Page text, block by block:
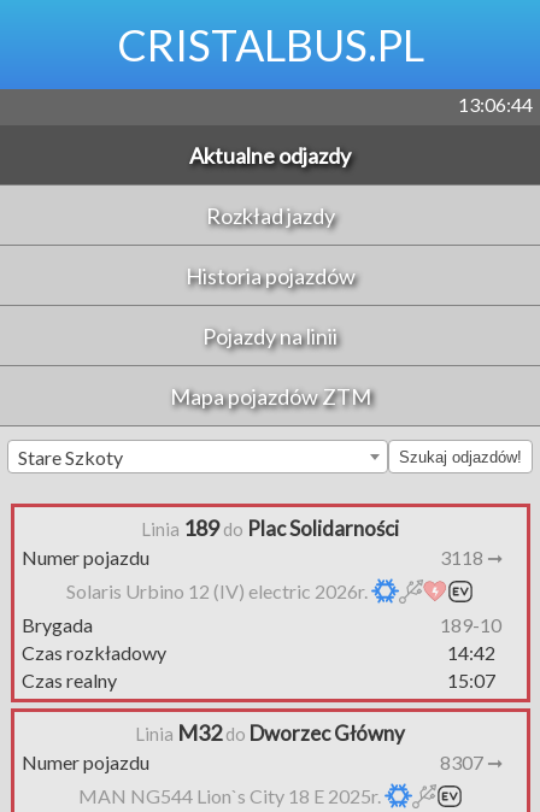
CRISTALBUS.PL
13:06:44
Aktualne odjazdy
Rozkład jazdy
Historia pojazdów
Pojazdy na linii
Mapa pojazdów ZTM
Stare Szkoty Szukaj odjazdów!
Linia 189do Plac Solidarności
Numer pojazdu
3118 ➞
Solaris Urbino 12 (IV) electric 2026r.
Brygada
189-10
Czas rozkładowy
14:42
Czas realny
15:07
Linia M32do Dworzec Główny
Numer pojazdu
8307 ➞
MAN NG544 Lion`s City 18 E 2025r.